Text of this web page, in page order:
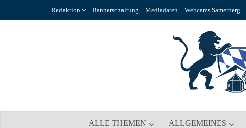
Redaktion Bannerschaltung Mediadaten Webcams Samerberg
ALLE THEMEN ALLGEMEINES